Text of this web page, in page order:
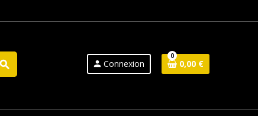
search person Connexion
0
0,00 €